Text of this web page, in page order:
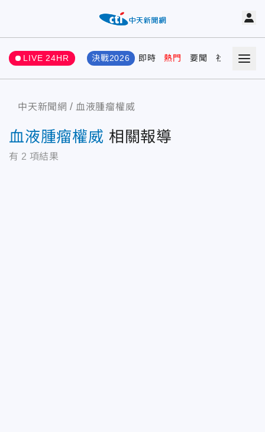
LIVE 24HR 決戰2026 即時 熱門 要聞 社會 娛樂
中天新聞網 血液腫瘤權威
血液腫瘤權威 相關報導
有 2 項結果